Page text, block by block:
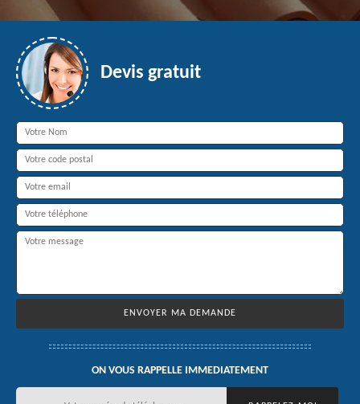
Devis gratuit
ON VOUS RAPPELLE IMMEDIATEMENT